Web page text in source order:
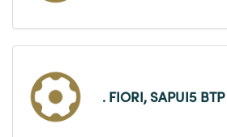
. FIORI, SAPUI5 BTP